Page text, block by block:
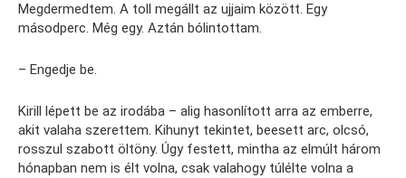
Megdermedtem. A toll megállt az ujjaim között. Egy
másodperc. Még egy. Aztán bólintottam.
– Engedje be.
Kirill lépett be az irodába – alig hasonlított arra az emberre,
akit valaha szerettem. Kihunyt tekintet, beesett arc, olcsó,
rosszul szabott öltöny. Úgy festett, mintha az elmúlt három
hónapban nem is élt volna, csak valahogy túlélte volna a